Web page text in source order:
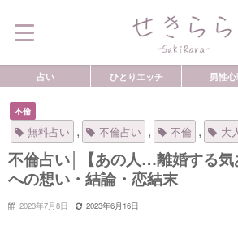
占い ひとりエッチ 男性
不倫
無料占い , 不倫占い , 不倫 , 大
不倫占い│【あの人…離婚する気
への想い・結論・恋結末
2023年7月8日 2023年6月16日